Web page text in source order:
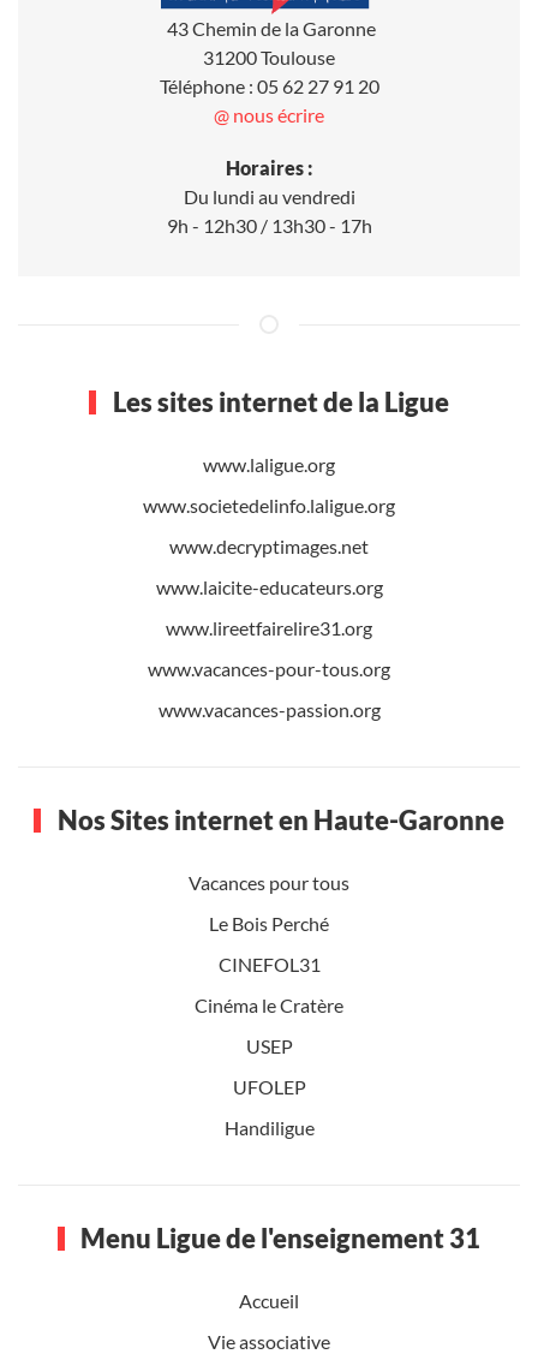
43 Chemin de la Garonne
31200 Toulouse
Téléphone : 05 62 27 91 20
@ nous écrire
Horaires :
Du lundi au vendredi
9h - 12h30 / 13h30 - 17h
Les sites internet de la Ligue
www.laligue.org
www.societedelinfo.laligue.org
www.decryptimages.net
www.laicite-educateurs.org
www.lireetfairelire31.org
www.vacances-pour-tous.org
www.vacances-passion.org
Nos Sites internet en Haute-Garonne
Vacances pour tous
Le Bois Perché
CINEFOL31
Cinéma le Cratère
USEP
UFOLEP
Handiligue
Menu Ligue de l'enseignement 31
Accueil
Vie associative